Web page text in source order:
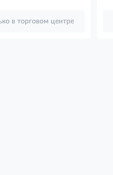
в торговом центре